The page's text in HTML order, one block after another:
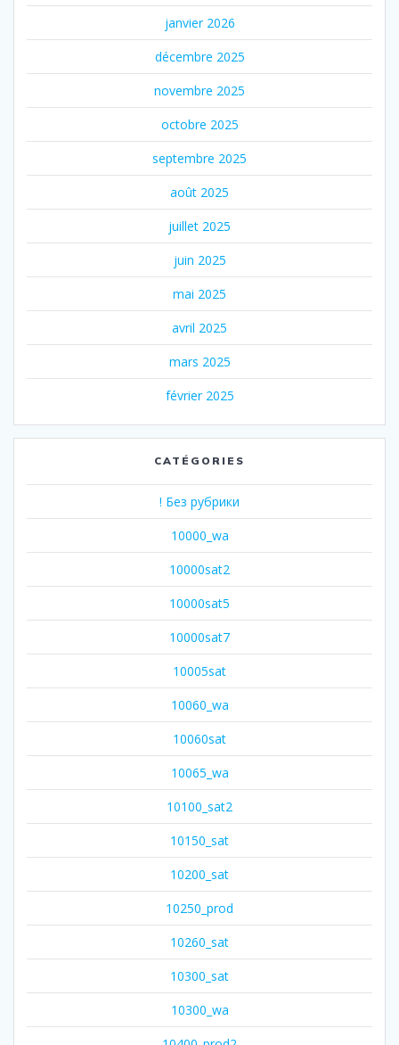
janvier 2026
décembre 2025
novembre 2025
octobre 2025
septembre 2025
août 2025
juillet 2025
juin 2025
mai 2025
avril 2025
mars 2025
février 2025
CATÉGORIES
! Без рубрики
10000_wa
10000sat2
10000sat5
10000sat7
10005sat
10060_wa
10060sat
10065_wa
10100_sat2
10150_sat
10200_sat
10250_prod
10260_sat
10300_sat
10300_wa